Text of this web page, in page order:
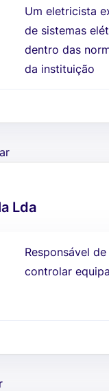
Um eletricista
de sistemas
dentro das
da instituição
Lda
Responsável
controlar